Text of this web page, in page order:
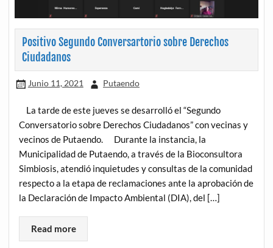
Positivo Segundo Conversartorio sobre Derechos
Ciudadanos
Junio 11, 2021 Putaendo
La tarde de este jueves se desarrolló el “Segundo
Conversatorio sobre Derechos Ciudadanos” con vecinas y
vecinos de Putaendo. Durante la instancia, la
Municipalidad de Putaendo, a través de la Bioconsultora
Simbiosis, atendió inquietudes y consultas de la comunidad
respecto a la etapa de reclamaciones ante la aprobación de
la Declaración de Impacto Ambiental (DIA), del […]
Read more